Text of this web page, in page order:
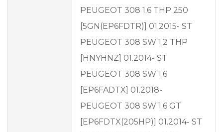
PEUGEOT 308 1.6 THP 250
[5GN(EP6FDTR)] 01.2015- ST
PEUGEOT 308 SW 1.2 THP
[HNYHNZ] 01.2014- ST
PEUGEOT 308 SW 1.6
[EP6FADTX] 01.2018-
PEUGEOT 308 SW 1.6 GT
[EP6FDTX(205HP)] 01.2014- ST